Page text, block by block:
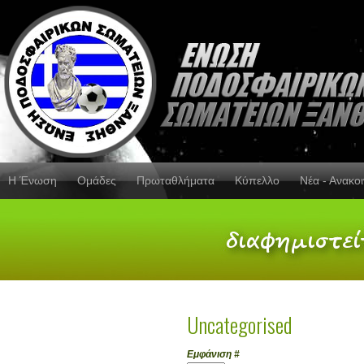
Η Ένωση Ομάδες Πρωταθλήματα Κύπελλο Νέα -
Uncategorised
Εμφάνιση #